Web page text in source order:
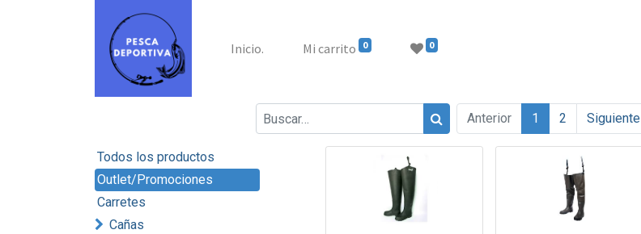
Inicio. Mi carrito 0 0
Anterior 1 2 Siguiente
Todos los productos
Outlet/Promociones
Carretes
Cañas